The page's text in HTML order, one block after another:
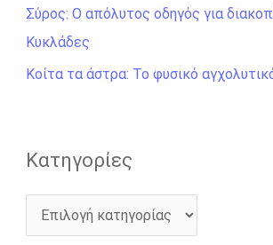
σ
η
γ
Σύρος: Ο απόλυτος οδηγός για
Κυκλάδες
Κοίτα τα άστρα: Το φυσικό
Kατηγορίες